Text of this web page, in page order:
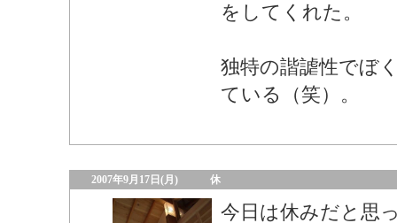
をしてくれた。
独特の諧謔性でぼ
ている（笑）。
2007年9月17日(月) 休
今日は休みだと思